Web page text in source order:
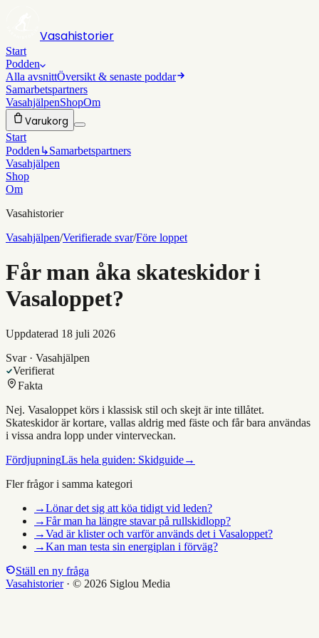
Vasahistorier
Start
Podden
Alla avsnittÖversikt & senaste poddar
Samarbetspartners
VasahjälpenShopOm
Varukorg
Start
Podden ↳Samarbetspartners
Vasahjälpen
Shop
Om
Vasahistorier
Vasahjälpen/Verifierade svar/Före loppet
Får man åka skateskidor i
Vasaloppet?
Uppdaterad 18 juli 2026
Svar · Vasahjälpen
Verifierat
Fakta
Nej. Vasaloppet körs i klassisk stil och skejt är inte tillåtet.
Skateskidor är kortare, vallas aldrig med fäste och får bara användas
i vissa andra lopp under vinterveckan.
FördjupningLäs hela guiden: Skidguide→
Fler frågor i samma kategori
→Lönar det sig att köa tidigt vid leden?
→Får man ha längre stavar på rullskidlopp?
→Vad är klister och varför används det i Vasaloppet?
→Kan man testa sin energiplan i förväg?
Ställ en ny fråga
Vasahistorier· © 2026 Siglou Media